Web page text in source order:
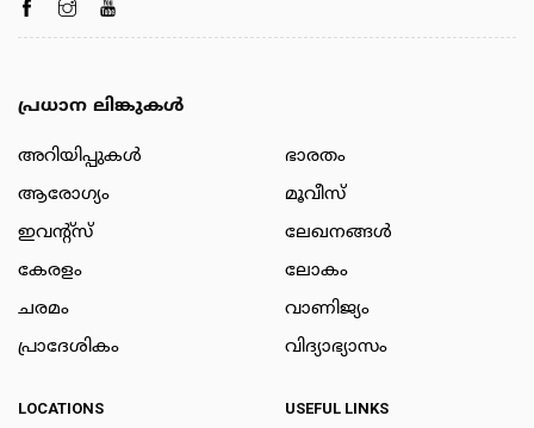
പ്രധാന ലിങ്കുകൾ
അറിയിപ്പുകള്‍
ആരോഗ്യം
ഇവന്റ്സ്
കേരളം
ചരമം
പ്രാദേശികം
ഭാരതം
മൂവീസ്
ലേഖനങ്ങള്‍
ലോകം
വാണിജ്യം
വിദ്യാഭ്യാസം
LOCATIONS USEFUL LINKS